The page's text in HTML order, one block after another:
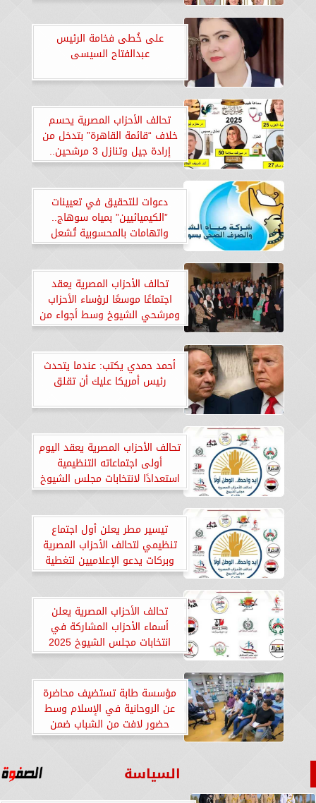
على خُطى فخامة الرئيس
عبدالفتاح السيسى
تحالف الأحزاب المصرية يحسم
خلاف “قائمة القاهرة” بتدخل من
إرادة جيل وتنازل 3 مرشحين..
ومدحت بركات يعلن انطلاق الحملة
مستوى الجمهورية
دعوات للتحقيق في تعيينات
”الكيميائيين” بمياه سوهاج..
واتهامات بالمحسوبية تُشعل
الغضب
تحالف الأحزاب المصرية يعقد
اجتماعًا موسعًا لرؤساء الأحزاب
ومرشحي الشيوخ وسط أجواء من
الحب والتفاؤل
أحمد حمدي يكتب: عندما يتحدث
رئيس أمريكا عليك أن تقلق
تحالف الأحزاب المصرية يعقد اليوم
أولى اجتماعاته التنظيمية
استعدادًا لانتخابات مجلس الشيوخ
2025
تيسير مطر يعلن أول اجتماع
تنظيمي لتحالف الأحزاب المصرية
وبركات يدعو الإعلاميين لتغطية
انتخابات الشيوخ 2025
تحالف الأحزاب المصرية يعلن
أسماء الأحزاب المشاركة في
انتخابات مجلس الشيوخ 2025
مؤسسة طابة تستضيف محاضرة
عن الروحانية في الإسلام وسط
حضور لافت من الشباب ضمن
مبادرة «تزكية وعمارة»
السياسة